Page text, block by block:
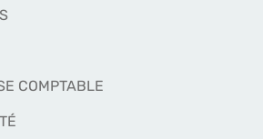
COMPTABLE